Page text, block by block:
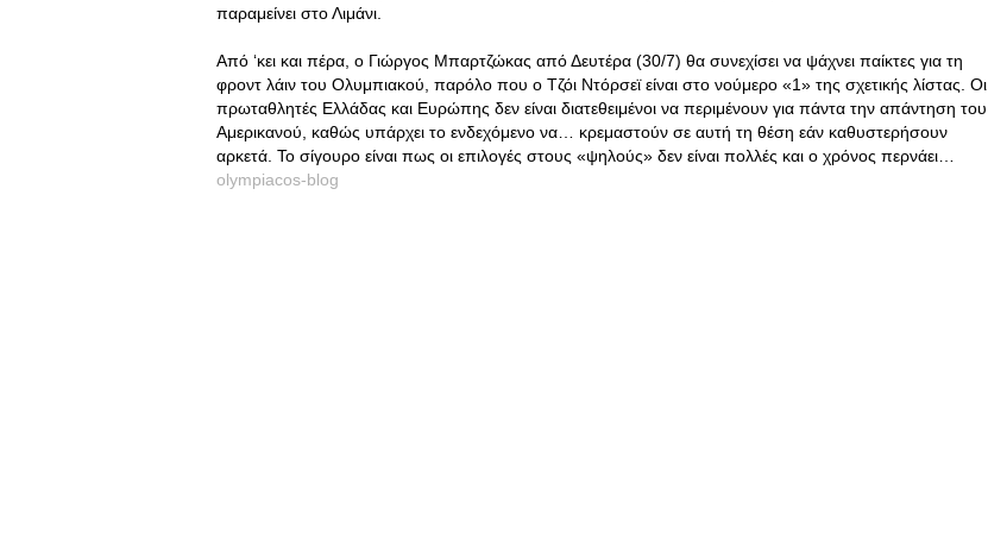
παραμείνει στο Λιμάνι.
Από ‘κει και πέρα, ο Γιώργος Μπαρτζώκας από Δευτέρα (30/7) θα συνεχίσει να ψάχνει παίκτες για τη
φροντ λάιν του Ολυμπιακού, παρόλο που ο Τζόι Ντόρσεϊ είναι στο νούμερο «1» της σχετικής λίστας. Οι
πρωταθλητές Ελλάδας και Ευρώπης δεν είναι διατεθειμένοι να περιμένουν για πάντα την απάντηση του
Αμερικανού, καθώς υπάρχει το ενδεχόμενο να… κρεμαστούν σε αυτή τη θέση εάν καθυστερήσουν
αρκετά. Το σίγουρο είναι πως οι επιλογές στους «ψηλούς» δεν είναι πολλές και ο χρόνος περνάει…
olympiacos-blog